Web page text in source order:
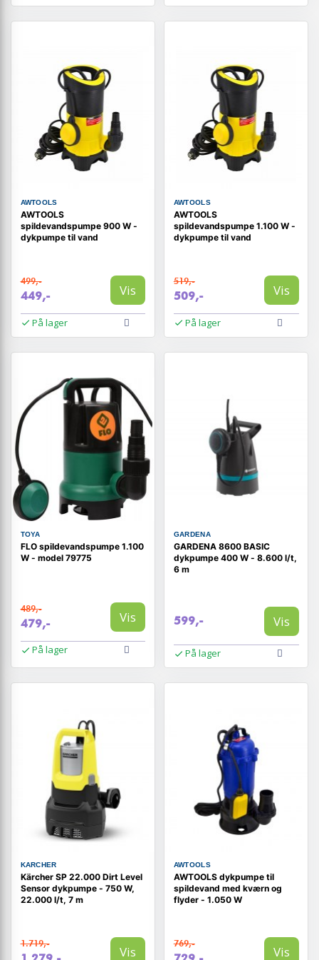
AWTOOLS
AWTOOLS
spildevandspumpe 900 W -
dykpumpe til vand
499,-
449,- Vis
På lager
AWTOOLS
AWTOOLS
spildevandspumpe 1.100 W -
dykpumpe til vand
519,-
509,- Vis
På lager
TOYA
FLO spildevandspumpe 1.100
W - model 79775
489,-
479,- Vis
På lager
GARDENA
GARDENA 8600 BASIC
dykpumpe 400 W - 8.600 l/t,
6 m
599,- Vis
På lager
KARCHER
Kärcher SP 22.000 Dirt Level
Sensor dykpumpe - 750 W,
22.000 l/t, 7 m
1.719,-
Vis
AWTOOLS
AWTOOLS dykpumpe til
spildevand med kværn og
flyder - 1.050 W
769,-
Vis